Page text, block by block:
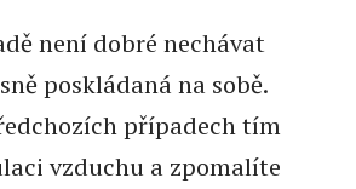
není dobré nechávat
poskládaná na sobě.
případech tím
vzduchu a zpomalíte